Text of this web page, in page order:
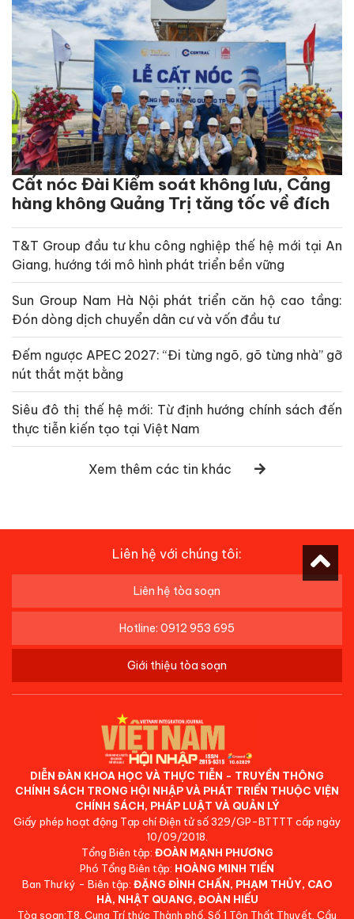
Cất nóc Đài Kiểm soát không lưu, Cảng
hàng không Quảng Trị tăng tốc về đích
T&T Group đầu tư khu công nghiệp thế hệ mới tại An
Giang, hướng tới mô hình phát triển bền vững
Sun Group Nam Hà Nội phát triển căn hộ cao tầng:
Đón dòng dịch chuyển dân cư và vốn đầu tư
Đếm ngược APEC 2027: “Đi từng ngõ, gõ từng nhà” gỡ
nút thắt mặt bằng
Siêu đô thị thế hệ mới: Từ định hướng chính sách đến
thực tiễn kiến tạo tại Việt Nam
Xem thêm các tin khác
Liên hệ với chúng tôi:
Liên hệ tòa soạn
Hotline: 0912 953 695
Giới thiệu tòa soạn
DIỄN ĐÀN KHOA HỌC VÀ THỰC TIỄN - TRUYỀN THÔNG
CHÍNH SÁCH TRONG HỘI NHẬP VÀ PHÁT TRIỂN THUỘC VIỆN
CHÍNH SÁCH, PHÁP LUẬT VÀ QUẢN LÝ
Giấy phép hoạt động Tạp chí Điện tử số 329/GP-BTTTT cấp ngày
10/09/2018.
Tổng Biên tập: ĐOÀN MẠNH PHƯƠNG
Phó Tổng Biên tập: HOÀNG MINH TIẾN
Ban Thư ký - Biên tập: ĐẶNG ĐÌNH CHẤN, PHẠM THỦY, CAO
HÀ, NHẬT QUANG, ĐOÀN HIẾU
Tòa soạn:T8, Cung Trí thức Thành phố, Số 1 Tôn Thất Thuyết, Cầu